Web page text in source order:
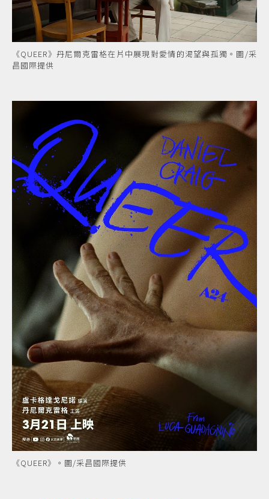
《QUEER》丹尼爾克雷格在片中展現對愛情的渴望與孤獨。圖/采
昌國際提供
《QUEER》。圖/采昌國際提供